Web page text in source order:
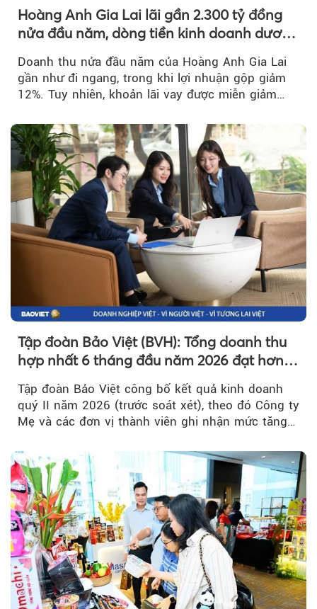
Hoàng Anh Gia Lai lãi gần 2.300 tỷ đồng
nửa đầu năm, dòng tiền kinh doanh dương
Doanh thu nửa đầu năm của Hoàng Anh Gia Lai
gần như đi ngang, trong khi lợi nhuận gộp giảm
12%. Tuy nhiên, khoản lãi vay được miễn giảm
Tập đoàn Bảo Việt (BVH): Tổng doanh thu
hợp nhất 6 tháng đầu năm 2026 đạt hơn
Tập đoàn Bảo Việt công bố kết quả kinh doanh
quý II năm 2026 (trước soát xét), theo đó Công ty
Mẹ và các đơn vị thành viên ghi nhận mức tăng